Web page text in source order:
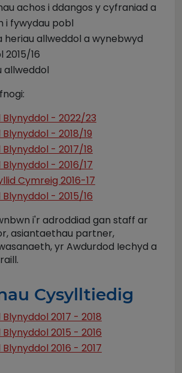
achos i ddangos y cyfraniad a
i fywydau pobl
heriau allweddol a wynebwyd
2015/16
allweddol
- 2022/23
- 2018/19
- 2017/18
- 2016/17
Cymreig 2016-17
- 2015/16
i'r adroddiad gan staff ar
asiantaethau partner,
yr Awdurdod Iechyd a
Cysylltiedig
2017 - 2018
2015 - 2016
2016 - 2017